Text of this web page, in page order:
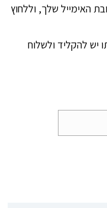
האימייל שלך, וללחוץ
יש להקליד ולשלוח